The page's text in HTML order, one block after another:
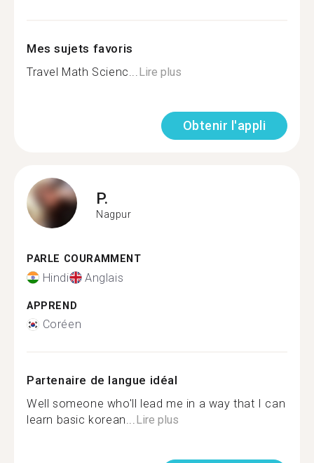
Mes sujets favoris
Travel Math Scienc...Lire plus
Obtenir l'appli
P.
Nagpur
PARLE COURAMMENT
Hindi Anglais
APPREND
Coréen
Partenaire de langue idéal
Well someone who'll lead me in a way that I can
learn basic korean...Lire plus